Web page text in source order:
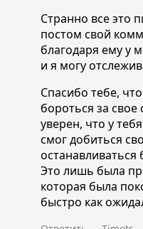
Странно все это
постом свой
благодаря ему у
и я могу
Спасибо тебе,
бороться за
уверен, что у
смог добиться
останавливаться
Это лишь была
которая была
быстро как